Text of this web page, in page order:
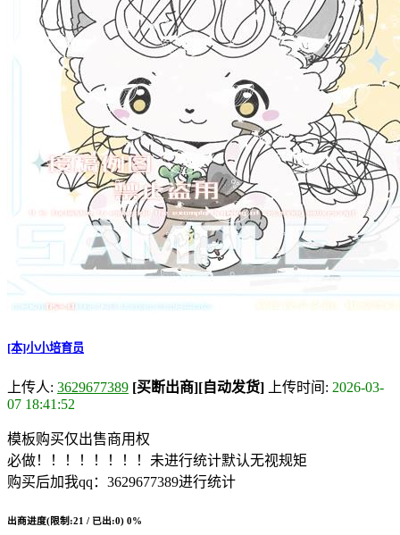
[本]小小培育员
上传人: 3629677389 [买断出商][自动发货] 上传时间: 2026-03-
07 18:41:52
模板购买仅出售商用权
必做！！！！！！！！未进行统计默认无视规矩
购买后加我qq：3629677389进行统计
出商进度(限制:21 / 已出:0) 0%